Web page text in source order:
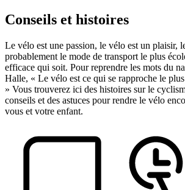
Conseils et histoires
Le vélo est une passion, le vélo est un plaisir,
probablement le mode de transport le plus
efficace qui soit. Pour reprendre les mots du
Halle, « Le vélo est ce qui se rapproche le
» Vous trouverez ici des histoires sur le
conseils et des astuces pour rendre le vélo
vous et votre enfant.